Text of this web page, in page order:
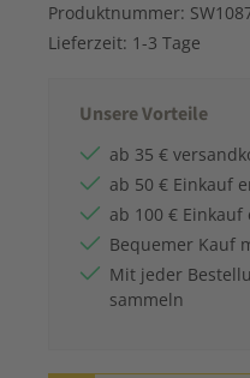
Produktnummer:
Lieferzeit: 1-3 Tage
Unsere Vorteile
ab 35 €
ab 50 € Einkauf
ab 100 €
Bequemer Kauf
Mit jeder
sammeln